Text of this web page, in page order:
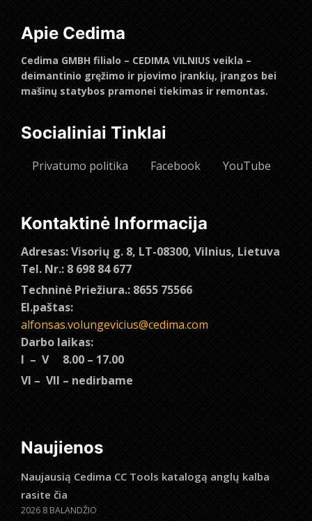
Apie Cedima
Cedima GMBH filialo – CEDIMA VILNIUS veikla –
deimantinio gręžimo ir pjovimo įrankių, įrangos bei
mašinų statybos pramonei tiekimas ir remontas.
Socialiniai Tinklai
Privatumo politika Facebook YouTube
Kontaktinė Informacija
Adresas: Visorių g. 8, LT-08300, Vilnius, Lietuva
Tel. Nr.: 8 698 84 677
Techninė Priežiura.: 8655 75566
El.paštas:
alfonsas.volungevicius@cedima.com
Darbo laikas:
I – V 8.00 – 17.00
VI – VII – nedirbame
Naujienos
Naujausią Cedima CC Tools katalogą anglų kalba
rasite čia
2026 8 BALANDŽIO